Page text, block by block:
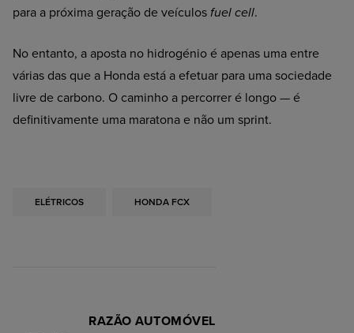
para a próxima geração de veículos fuel cell.
No entanto, a aposta no hidrogénio é apenas uma entre
várias das que a Honda está a efetuar para uma sociedade
livre de carbono. O caminho a percorrer é longo — é
definitivamente uma maratona e não um sprint.
ELÉTRICOS HONDA FCX
RAZÃO AUTOMÓVEL